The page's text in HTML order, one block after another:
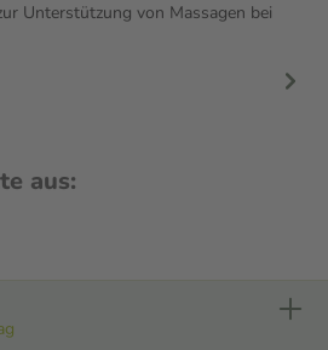
Unterstützung von Massagen bei
aus: